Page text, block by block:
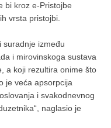
bi kroz e-Pristojbe
vrsta pristojbi.
suradnje između
i mirovinskoga sustava
a koji rezultira onime što
je veća apsorpcija
i svakodnevnog
naglasio je